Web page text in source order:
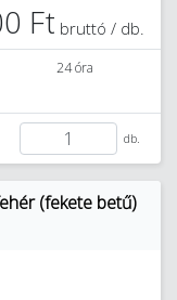
Ft bruttó / db.
24 óra
db.
(fekete betű)